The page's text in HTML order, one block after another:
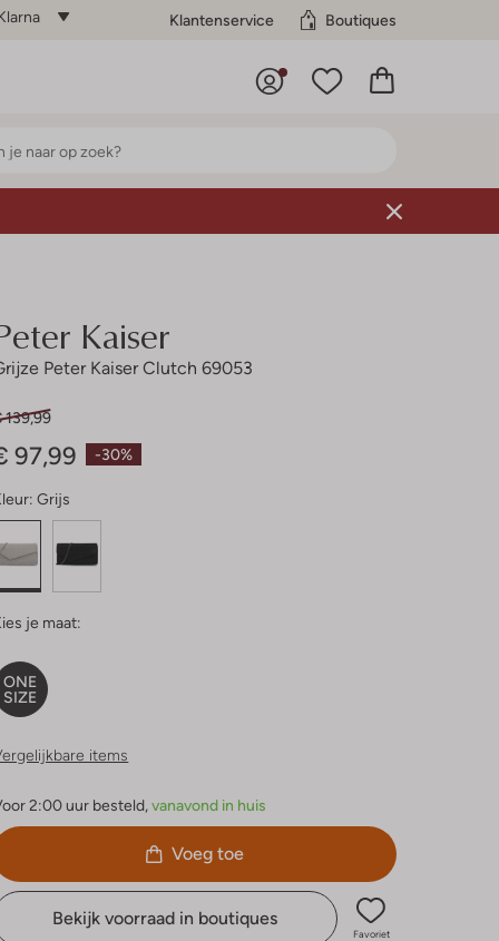
Klantenservice Boutiques
Kaiser
Peter Kaiser Clutch 69053
-30%
139,99
97,99
Grijs
je maat:
ONE
SIZE
items
2:00 uur besteld, vanavond in huis
Voeg toe
Bekijk voorraad in boutiques
Favoriet